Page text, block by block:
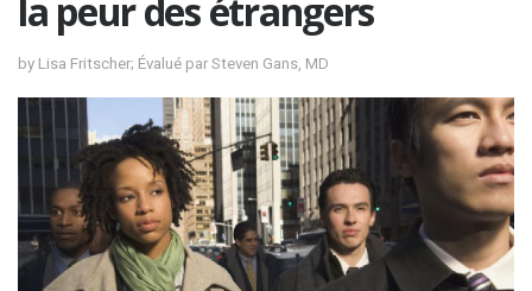
la peur des étrangers
by Lisa Fritscher; Évalué par Steven Gans, MD